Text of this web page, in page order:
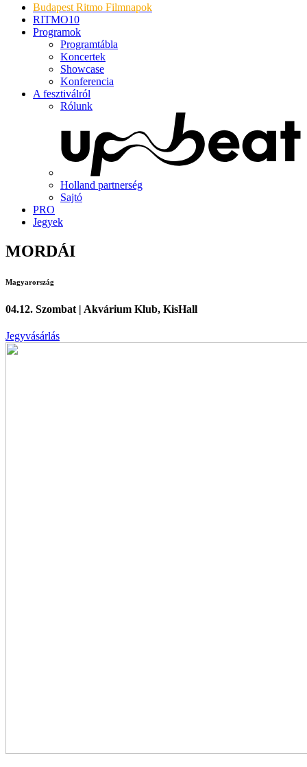
Budapest Ritmo Filmnapok
RITMO10
Programok
Programtábla
Koncertek
Showcase
Konferencia
A fesztiválról
Rólunk
Holland partnerség
Sajtó
PRO
Jegyek
MORDÁI
Magyarország
04.12. Szombat | Akvárium Klub, KisHall
Jegyvásárlás